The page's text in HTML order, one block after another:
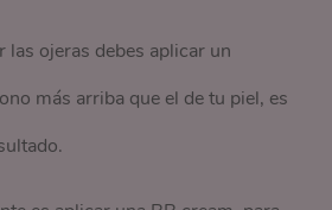
las ojeras debes aplicar un
más arriba que el de tu piel, es